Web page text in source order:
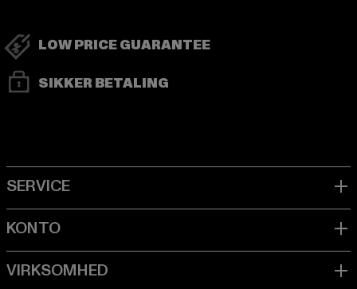
LOW PRICE GUARANTEE
SIKKER BETALING